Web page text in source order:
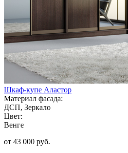
Шкаф-купе Аластор
Материал фасада:
ДСП, Зеркало
Цвет:
Венге
от 43 000 руб.